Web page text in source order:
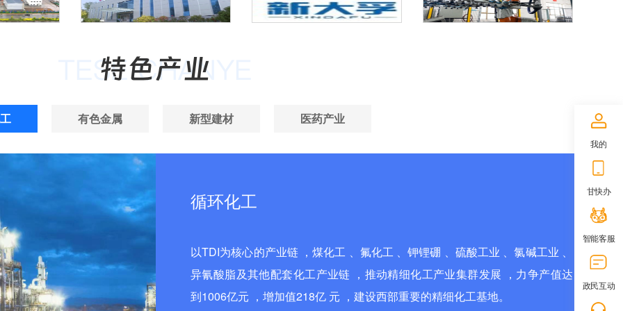
有色金属 新型建材 医药产业
循环化工
以TDI为核心的产业链 ，煤化工 、氟化工 、钾锂硼 、硫酸工业 、氯碱工业 、
异氰酸脂及其他配套化工产业链 ，推动精细化工产业集群发展 ，力争产值达
到1006亿元 ，增加值218亿 元 ，建设西部重要的精细化工基地。
我的
甘快办
智能客服
政民互动